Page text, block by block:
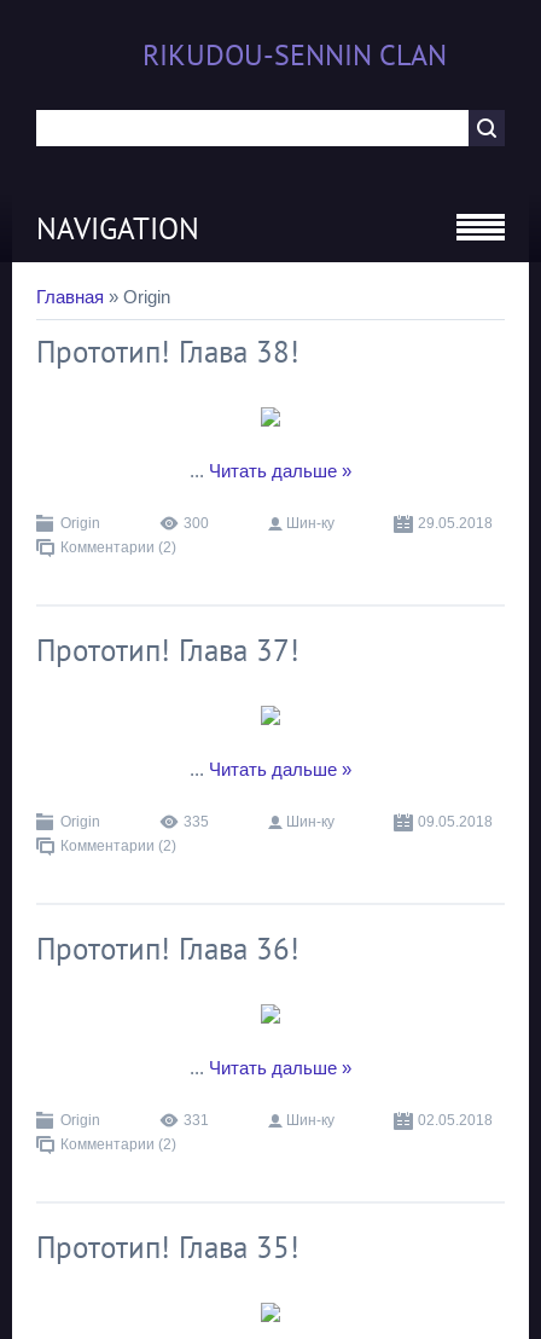
RIKUDOU-SENNIN CLAN
NAVIGATION
Главная » Origin
Прототип! Глава 38!
... Читать дальше »
Origin 300 Шин-ку
29.05.2018
Комментарии (2)
Прототип! Глава 37!
... Читать дальше »
Origin 335 Шин-ку
09.05.2018
Комментарии (2)
Прототип! Глава 36!
... Читать дальше »
Origin 331 Шин-ку
02.05.2018
Комментарии (2)
Прототип! Глава 35!